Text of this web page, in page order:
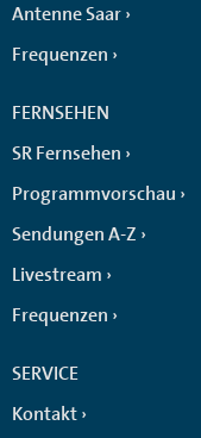
Antenne Saar
Frequenzen
FERNSEHEN
SR Fernsehen
Programmvorschau
Sendungen A-Z
Livestream
Frequenzen
SERVICE
Kontakt